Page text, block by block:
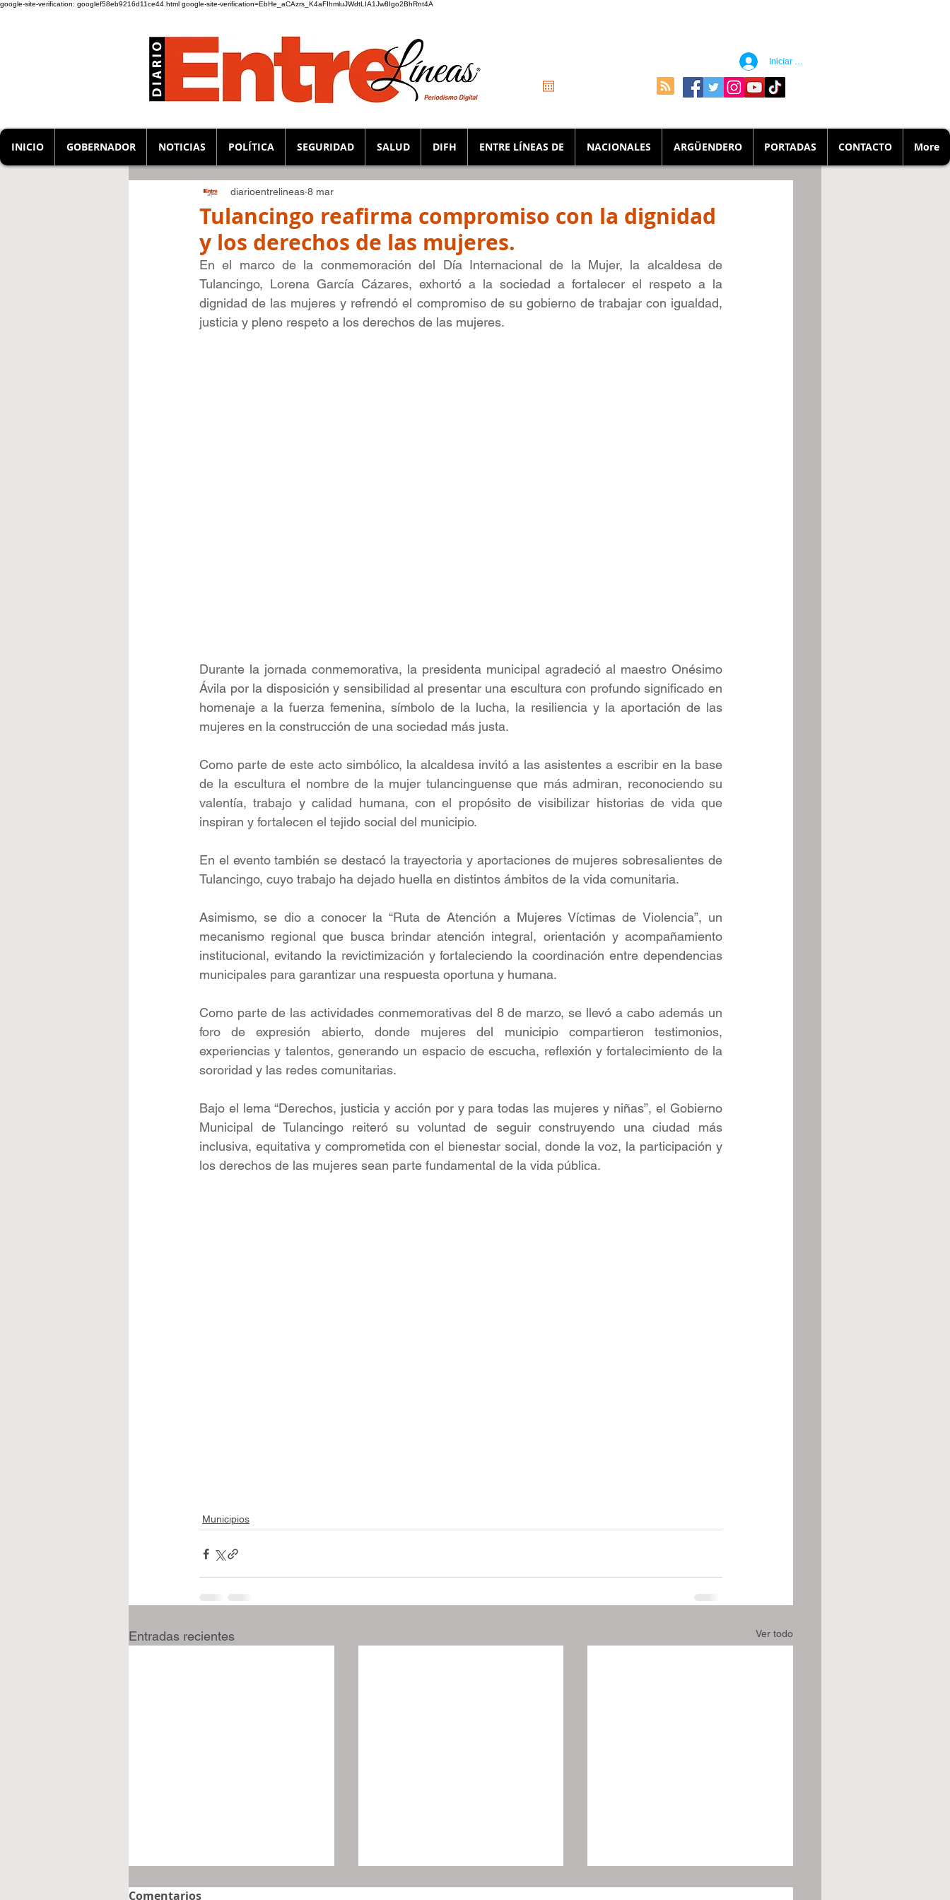
google-site-verification: googlef58eb9216d11ce44.html google-site-verification=EbHe_aCAzrs_K4aFIhmluJWdtLIA1Jw8Igo2BhRnt4A
Iniciar sesión
INICIO GOBERNADOR NOTICIAS POLÍTICA SEGURIDAD SALUD DIFH ENTRE LÍNEAS DE NACIONALES ARGÜENDERO PORTADAS CONTACTO More
Tulancingo reafirma compromiso con la dignidad
y los derechos de las mujeres.
diarioentrelineas 8 mar
En el marco de la conmemoración del Día Internacional de la Mujer, la alcaldesa de
Tulancingo, Lorena García Cázares, exhortó a la sociedad a fortalecer el respeto a la
dignidad de las mujeres y refrendó el compromiso de su gobierno de trabajar con igualdad,
justicia y pleno respeto a los derechos de las mujeres.
Durante la jornada conmemorativa, la presidenta municipal agradeció al maestro Onésimo
Ávila por la disposición y sensibilidad al presentar una escultura con profundo significado en
homenaje a la fuerza femenina, símbolo de la lucha, la resiliencia y la aportación de las
mujeres en la construcción de una sociedad más justa.
Como parte de este acto simbólico, la alcaldesa invitó a las asistentes a escribir en la base
de la escultura el nombre de la mujer tulancinguense que más admiran, reconociendo su
valentía, trabajo y calidad humana, con el propósito de visibilizar historias de vida que
inspiran y fortalecen el tejido social del municipio.
En el evento también se destacó la trayectoria y aportaciones de mujeres sobresalientes de
Tulancingo, cuyo trabajo ha dejado huella en distintos ámbitos de la vida comunitaria.
Asimismo, se dio a conocer la “Ruta de Atención a Mujeres Víctimas de Violencia”, un
mecanismo regional que busca brindar atención integral, orientación y acompañamiento
institucional, evitando la revictimización y fortaleciendo la coordinación entre dependencias
municipales para garantizar una respuesta oportuna y humana.
Como parte de las actividades conmemorativas del 8 de marzo, se llevó a cabo además un
foro de expresión abierto, donde mujeres del municipio compartieron testimonios,
experiencias y talentos, generando un espacio de escucha, reflexión y fortalecimiento de la
sororidad y las redes comunitarias.
Bajo el lema “Derechos, justicia y acción por y para todas las mujeres y niñas”, el Gobierno
Municipal de Tulancingo reiteró su voluntad de seguir construyendo una ciudad más
inclusiva, equitativa y comprometida con el bienestar social, donde la voz, la participación y
los derechos de las mujeres sean parte fundamental de la vida pública.
Municipios
Entradas recientes Ver todo
Comentarios